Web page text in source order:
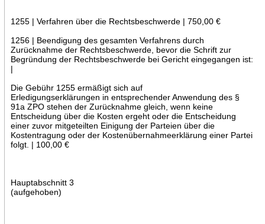
1255 | Verfahren über die Rechtsbeschwerde | 750,00 €
1256 | Beendigung des gesamten Verfahrens durch
Zurücknahme der Rechtsbeschwerde, bevor die Schrift zur
Begründung der Rechtsbeschwerde bei Gericht eingegangen ist:
|
Die Gebühr 1255 ermäßigt sich auf
Erledigungserklärungen in entsprechender Anwendung des §
91a ZPO stehen der Zurücknahme gleich, wenn keine
Entscheidung über die Kosten ergeht oder die Entscheidung
einer zuvor mitgeteilten Einigung der Parteien über die
Kostentragung oder der Kostenübernahmeerklärung einer Partei
folgt. | 100,00 €
Hauptabschnitt 3
(aufgehoben)